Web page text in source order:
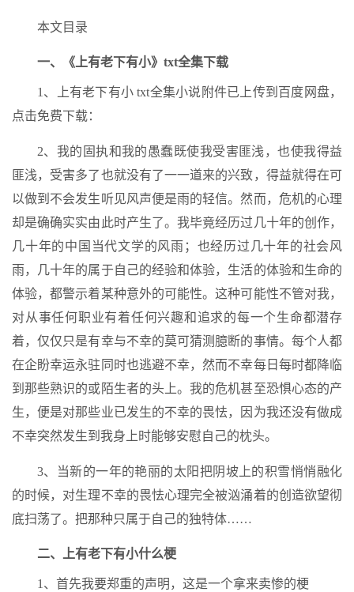
本文目录
一、《上有老下有小》txt全集下载
1、上有老下有小 txt全集小说附件已上传到百度网盘，
点击免费下载：
2、我的固执和我的愚蠢既使我受害匪浅，也使我得益
匪浅，受害多了也就没有了一一道来的兴致，得益就得在可
以做到不会发生听见风声便是雨的轻信。然而，危机的心理
却是确确实实由此时产生了。我毕竟经历过几十年的创作，
几十年的中国当代文学的风雨；也经历过几十年的社会风
雨，几十年的属于自己的经验和体验，生活的体验和生命的
体验，都警示着某种意外的可能性。这种可能性不管对我，
对从事任何职业有着任何兴趣和追求的每一个生命都潜存
着，仅仅只是有幸与不幸的莫可猜测臆断的事情。每个人都
在企盼幸运永驻同时也逃避不幸，然而不幸每日每时都降临
到那些熟识的或陌生者的头上。我的危机甚至恐惧心态的产
生，便是对那些业已发生的不幸的畏怯，因为我还没有做成
不幸突然发生到我身上时能够安慰自己的枕头。
3、当新的一年的艳丽的太阳把阴坡上的积雪悄悄融化
的时候，对生理不幸的畏怯心理完全被汹涌着的创造欲望彻
底扫荡了。把那种只属于自己的独特体……
二、上有老下有小什么梗
1、首先我要郑重的声明，这是一个拿来卖惨的梗